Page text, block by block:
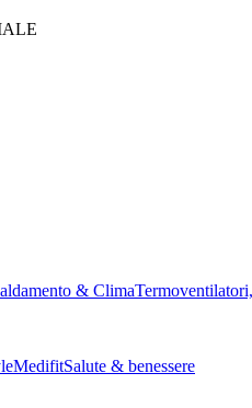
& Clima
MedifitSalute & benessere